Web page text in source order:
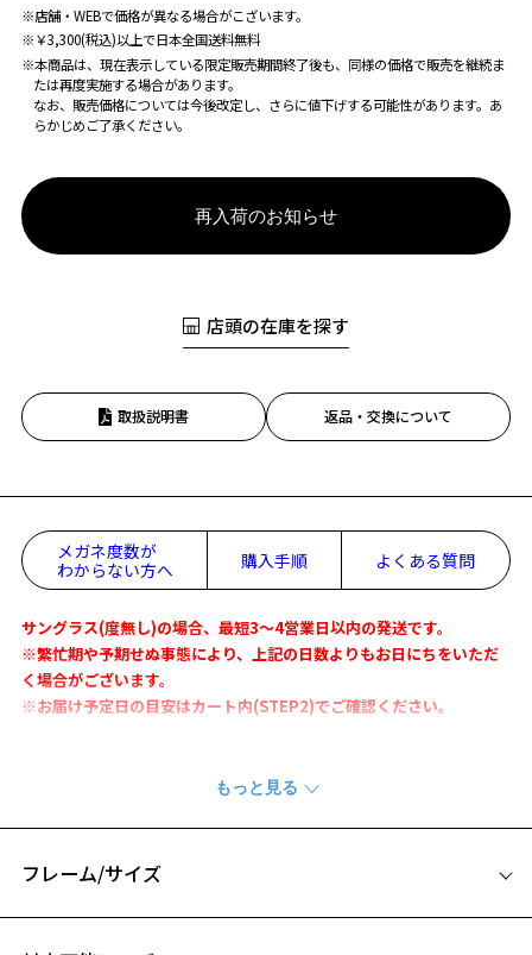
※店舗・WEBで価格が異なる場合がこざいます。
※￥3,300(税込)以上で日本全国送料無料
※本商品は、現在表示している限定販売期間終了後も、同様の価格で販売を継続ま
たは再度実施する場合があります。
なお、販売価格については今後改定し、さらに値下げする可能性があります。あ
らかじめご了承ください。
再入荷のお知らせ
店頭の在庫を探す
取扱説明書 返品・交換について
メガネ度数が
わからない方へ
購入手順 よくある質問
サングラス(度無し)の場合、最短3～4営業日以内の発送です。
※繁忙期や予期せぬ事態により、上記の日数よりもお日にちをいただ
く場合がございます。
※お届け予定日の目安はカート内(STEP2)でご確認ください。
商品名は「ウサグラサン」です。
【デザイン】
くせの少ないボストン型でどなたでも掛けやすいデザインです。
フレーム/サイズ